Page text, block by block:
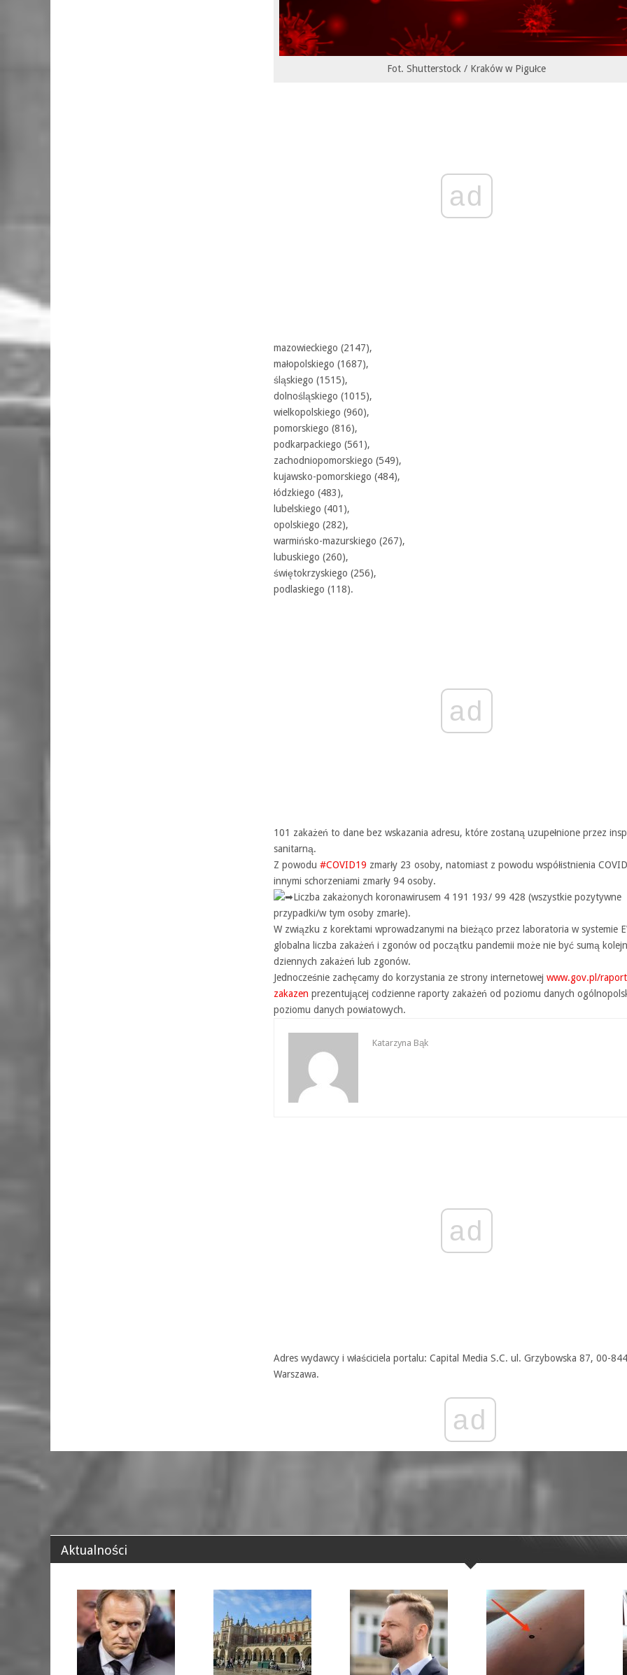
Fot. Shutterstock / Kraków w Pigułce
ad
mazowieckiego (2147),
małopolskiego (1687),
śląskiego (1515),
dolnośląskiego (1015),
wielkopolskiego (960),
pomorskiego (816),
podkarpackiego (561),
zachodniopomorskiego (549),
kujawsko-pomorskiego (484),
łódzkiego (483),
lubelskiego (401),
opolskiego (282),
warmińsko-mazurskiego (267),
lubuskiego (260),
świętokrzyskiego (256),
podlaskiego (118).
ad
101 zakażeń to dane bez wskazania adresu, które zostaną uzupełnione przez
sanitarną.
Z powodu #COVID19 zmarły 23 osoby, natomiast z powodu współistnienia
innymi schorzeniami zmarły 94 osoby.
Liczba zakażonych koronawirusem 4 191 193/ 99 428 (wszystkie pozytywne
przypadki/w tym osoby zmarłe).
W związku z korektami wprowadzanymi na bieżąco przez laboratoria w systemie
globalna liczba zakażeń i zgonów od początku pandemii może nie być sumą
dziennych zakażeń lub zgonów.
Jednocześnie zachęcamy do korzystania ze strony internetowej www.gov.pl/
zakazen prezentującej codzienne raporty zakażeń od poziomu danych
poziomu danych powiatowych.
Katarzyna Bąk
ad
Adres wydawcy i właściciela portalu: Capital Media S.C. ul. Grzybowska 87, 00-844
Warszawa.
ad
Aktualności